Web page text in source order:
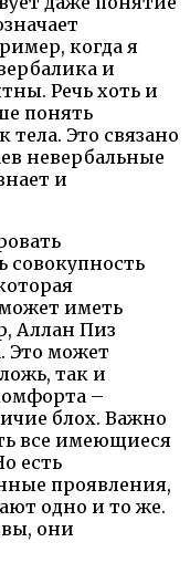
когда я
и
Речь хоть и
понять
Это связано
невербальные
и
совокупность
иметь
Аллан Пиз
Это может
так и
–
блох. Важно
все имеющиеся
есть
проявления,
одно и то же.
они